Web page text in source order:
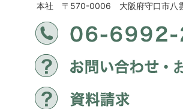
本社 〒570-0006 大阪府守口市八